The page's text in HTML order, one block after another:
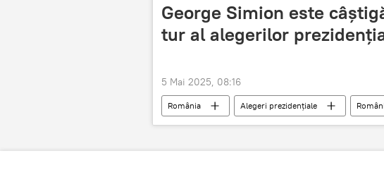
George Simion este
tur al alegerilor
5 Mai 2025, 08:16
România Alegeri prezidenţiale